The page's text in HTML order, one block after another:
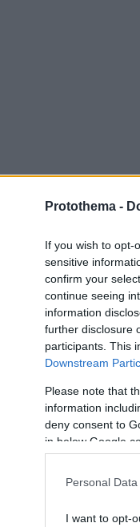
Protothema -
If you wish to opt-
sensitive
confirm your
continue seeing
information
further disclosure
participants. This
Downstream
Please note that
information
deny consent to
in below Google
Personal
I want to opt-